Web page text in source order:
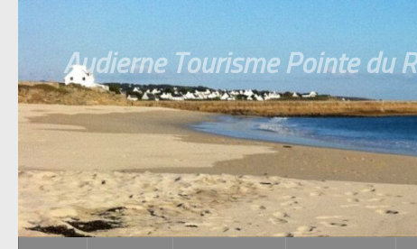
Audierne Tourisme Pointe du